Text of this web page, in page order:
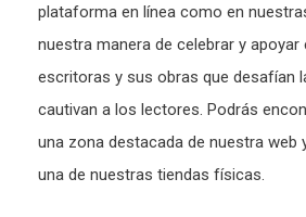
plataforma en línea como en
nuestra manera de celebrar y
escritoras y sus obras que desafían
cautivan a los lectores. Podrás
una zona destacada de nuestra web
una de nuestras tiendas físicas.